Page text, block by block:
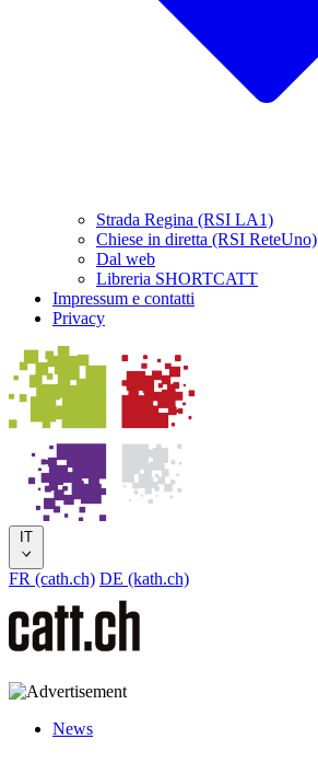
Strada Regina (RSI LA1)
Chiese in diretta (RSI ReteUno)
Dal web
Libreria SHORTCATT
Impressum e contatti
Privacy
IT
FR (cath.ch) DE (kath.ch)
News